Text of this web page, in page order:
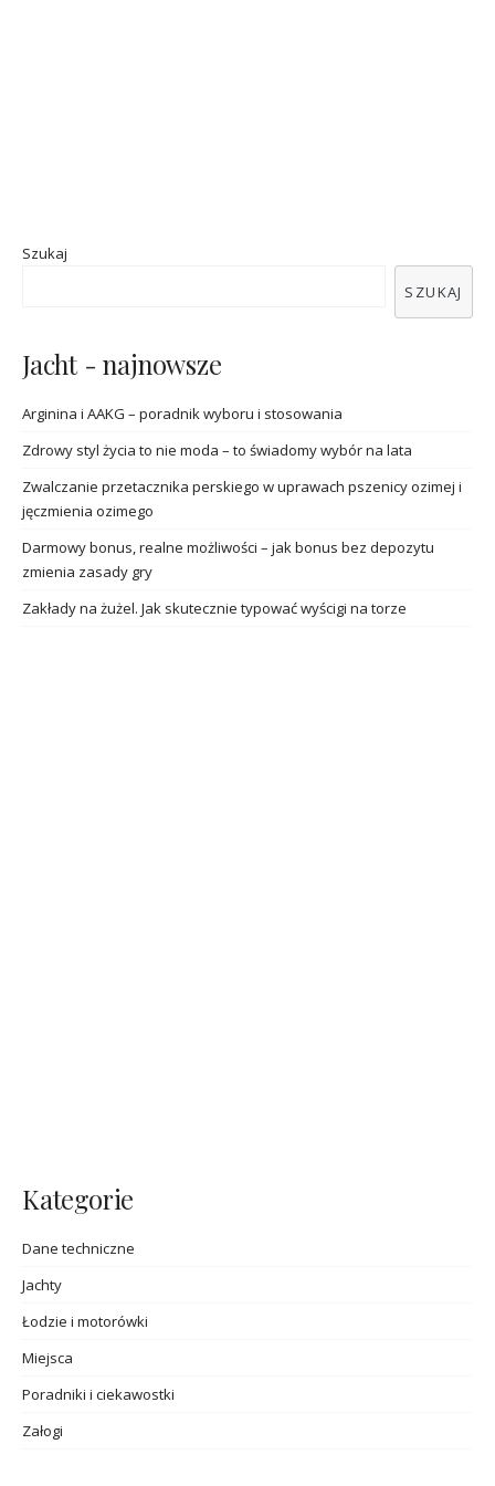
Szukaj
SZUKAJ
Jacht - najnowsze
Arginina i AAKG – poradnik wyboru i stosowania
Zdrowy styl życia to nie moda – to świadomy wybór na lata
Zwalczanie przetacznika perskiego w uprawach pszenicy ozimej i
jęczmienia ozimego
Darmowy bonus, realne możliwości – jak bonus bez depozytu
zmienia zasady gry
Zakłady na żużel. Jak skutecznie typować wyścigi na torze
Kategorie
Dane techniczne
Jachty
Łodzie i motorówki
Miejsca
Poradniki i ciekawostki
Załogi